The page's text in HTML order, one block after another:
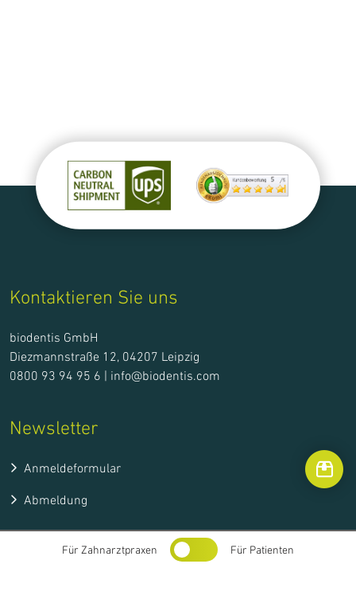
Kontaktieren Sie uns
biodentis GmbH
Diezmannstraße 12, 04207 Leipzig
0800 93 94 95 6 | info@biodentis.com
Newsletter
Anmeldeformular
Abmeldung
Folgen Sie uns online
Für Zahnarztpraxen Für Patienten